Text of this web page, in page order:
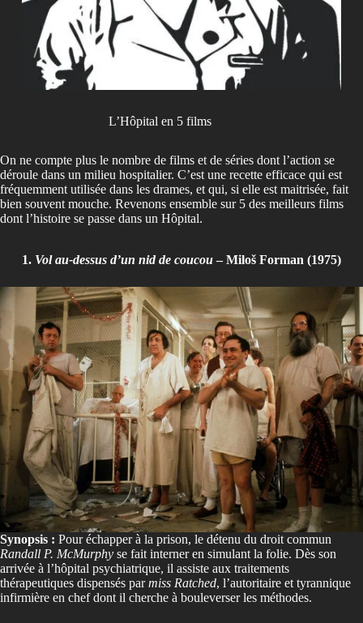
L’Hôpital en 5 films
On ne compte plus le nombre de films et de séries dont l’action se
déroule dans un milieu hospitalier. C’est une recette efficace qui est
fréquemment utilisée dans les drames, et qui, si elle est maitrisée, fait
bien souvent mouche. Revenons ensemble sur 5 des meilleurs films
dont l’histoire se passe dans un Hôpital.
1. Vol au-dessus d’un nid de coucou – Miloš Forman (1975)
Synopsis : Pour échapper à la prison, le détenu du droit commun
Randall P. McMurphy se fait interner en simulant la folie. Dès son
arrivée à l’hôpital psychiatrique, il assiste aux traitements
thérapeutiques dispensés parmiss Ratched, l’autoritaire et tyrannique
infirmière en chef dont il cherche à bouleverser les méthodes.